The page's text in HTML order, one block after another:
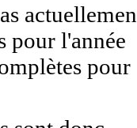
pour l'année
pour